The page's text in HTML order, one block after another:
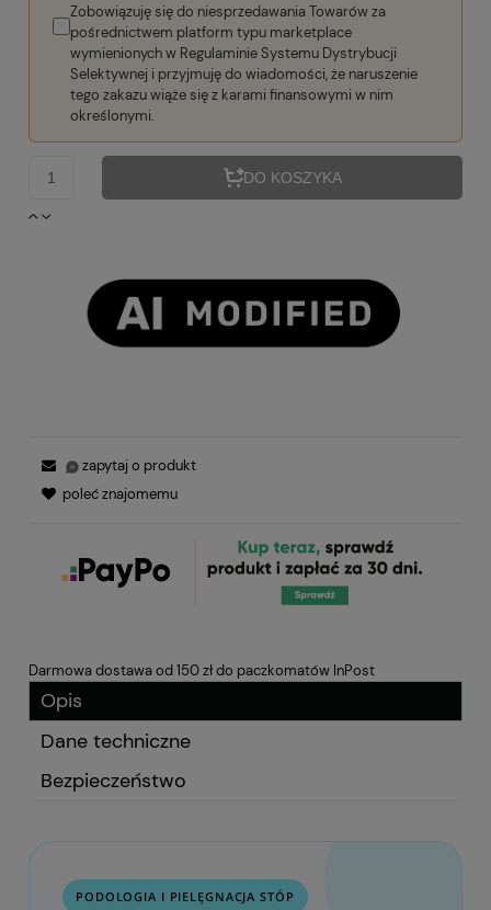
Zobowiązuję się do niesprzedawania Towarów za
pośrednictwem platform typu marketplace
wymienionych w Regulaminie Systemu Dystrybucji
Selektywnej i przyjmuję do wiadomości, że naruszenie
tego zakazu wiąże się z karami finansowymi w nim
określonymi.
DO KOSZYKA
zapytaj o produkt
poleć znajomemu
Darmowa dostawa od 150 zł do paczkomatów InPost
Opis
Dane techniczne
Bezpieczeństwo
PODOLOGIA I PIELĘGNACJA STÓP